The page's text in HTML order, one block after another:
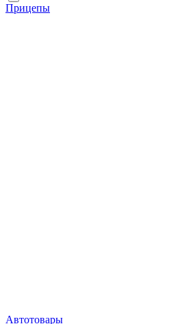
Прицепы
Автотовары